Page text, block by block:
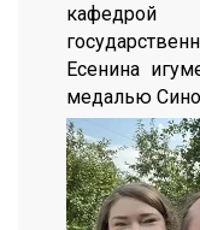
кафедрой
Есенина
медалью